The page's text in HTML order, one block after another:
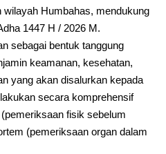
wilayah Humbahas, mendukung
1447 H / 2026 M.
sebagai bentuk tanggung
keamanan, kesehatan,
yang akan disalurkan kepada
secara komprehensif
fisik sebelum
(pemeriksaan organ dalam